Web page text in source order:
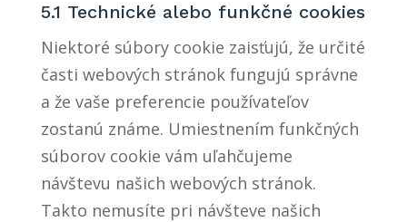
5.1 Technické alebo funkčné cookies
Niektoré súbory cookie zaisťujú, že určité
časti webových stránok fungujú správne
a že vaše preferencie používateľov
zostanú známe. Umiestnením funkčných
súborov cookie vám uľahčujeme
návštevu našich webových stránok.
Takto nemusíte pri návšteve našich